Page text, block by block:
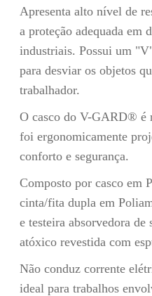
Apresenta alto nível de
a proteção adequada em
industriais. Possui um
para desviar os objetos
trabalhador.
O casco do V-GARD® é
foi ergonomicamente
conforto e segurança.
Composto por casco em
cinta/fita dupla em
e testeira absorvedora
atóxico revestida com
Não conduz corrente
ideal para trabalhos